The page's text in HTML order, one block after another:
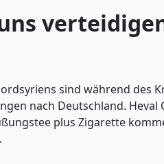
sind während des
nach Deutschland.
plus Zigarette